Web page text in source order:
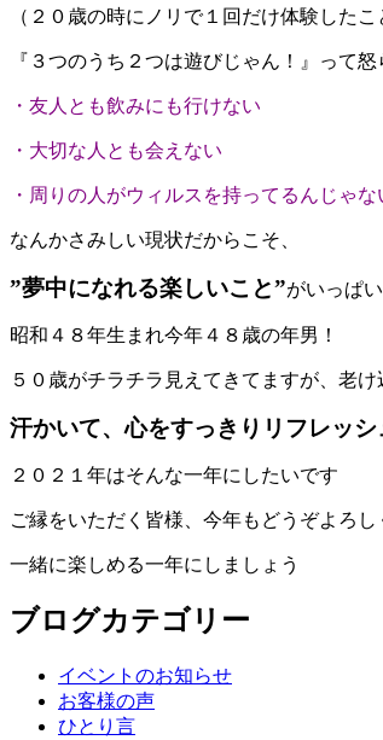
（２０歳の時にノリで１回だけ体験した
『３つのうち２つは遊びじゃん！』って怒
・友人とも飲みにも行けない
・大切な人とも会えない
・周りの人がウィルスを持ってるんじゃ
なんかさみしい現状だからこそ、
”夢中になれる楽しいこと”がいっぱ
昭和４８年生まれ今年４８歳の年男！
５０歳がチラチラ見えてきてますが、老け
汗かいて、心をすっきりリフレッ
２０２１年はそんな一年にしたいです
ご縁をいただく皆様、今年もどうぞよろ
一緒に楽しめる一年にしましょう
ブログカテゴリー
イベントのお知らせ
お客様の声
ひとり言